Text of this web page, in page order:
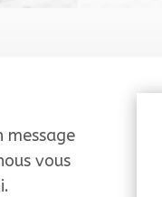
message
vous